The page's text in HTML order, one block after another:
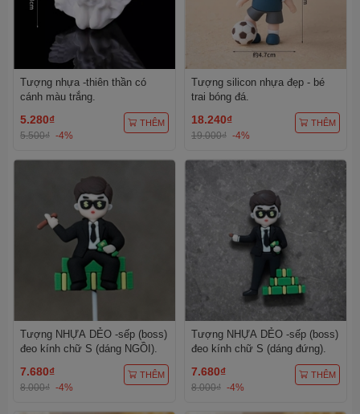
Tượng nhựa -thiên thần có
cánh màu trắng.
5.280₫
5.500₫ -4%
THÊM
Tượng silicon nhựa đẹp - bé
trai bóng đá.
18.240₫
19.000₫ -4%
THÊM
Tượng NHỰA DẺO -sếp (boss)
đeo kính chữ S (dáng NGỒI).
7.680₫
8.000₫ -4%
THÊM
Tượng NHỰA DẺO -sếp (boss)
đeo kính chữ S (dáng đứng).
7.680₫
8.000₫ -4%
THÊM